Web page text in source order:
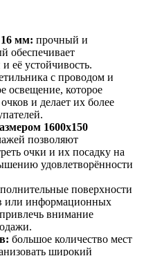
мм: прочный и
обеспечивает
её устойчивость.
с проводом и
освещение, которое
и делает их более
1600х150
позволяют
очки и их посадку на
удовлетворённости
поверхности
или информационных
внимание
большое количество мест
широкий